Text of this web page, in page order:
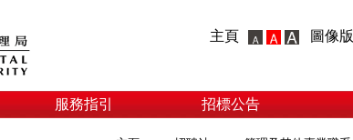
主頁 圖像版
服務指引 招標公告